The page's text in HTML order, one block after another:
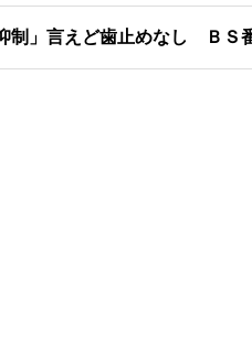
」言えど歯止めなし ＢＳ